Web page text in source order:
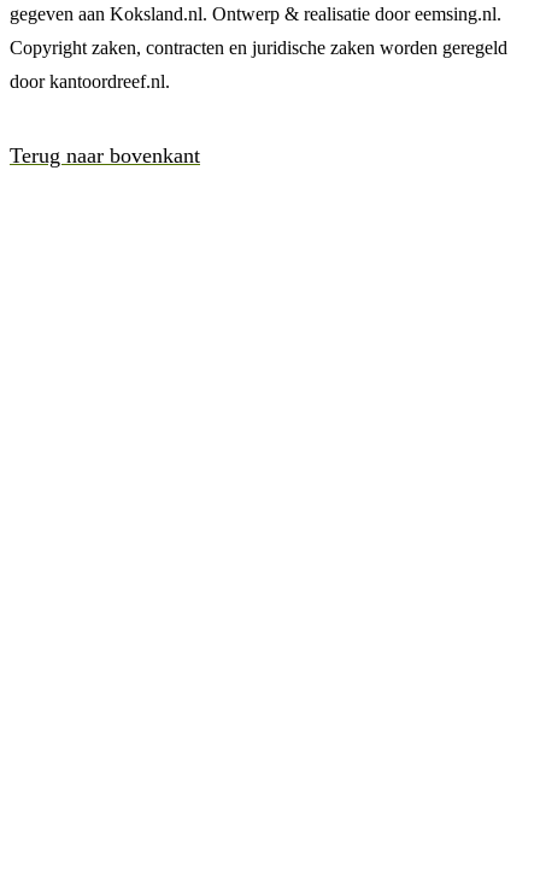
gegeven aan Koksland.nl. Ontwerp & realisatie door eemsing.nl.
Copyright zaken, contracten en juridische zaken worden geregeld
door kantoordreef.nl.
Terug naar bovenkant